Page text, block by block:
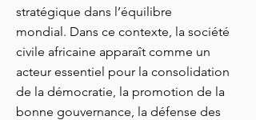
stratégique dans l’équilibre
mondial. Dans ce contexte, la société
civile africaine apparaît comme un
acteur essentiel pour la consolidation
de la démocratie, la promotion de la
bonne gouvernance, la défense des